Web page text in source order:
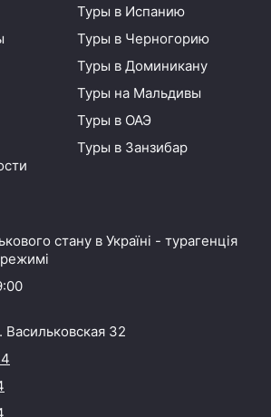
Туры в Испанию
Туры в Черногорию
Туры в Доминикану
Туры на Мальдивы
Туры в ОАЭ
Туры в Занзибар
стану в Україні - турагенція
Васильковская 32